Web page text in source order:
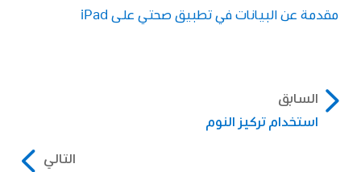
مقدمة عن البيانات في تطبيق صحتي على iPad
السابق
استخدام تركيز النوم
التالي